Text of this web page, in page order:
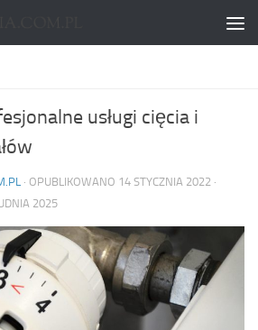
usługi cięcia i
· OPUBLIKOWANO 14 STYCZNIA 2022 ·
2025